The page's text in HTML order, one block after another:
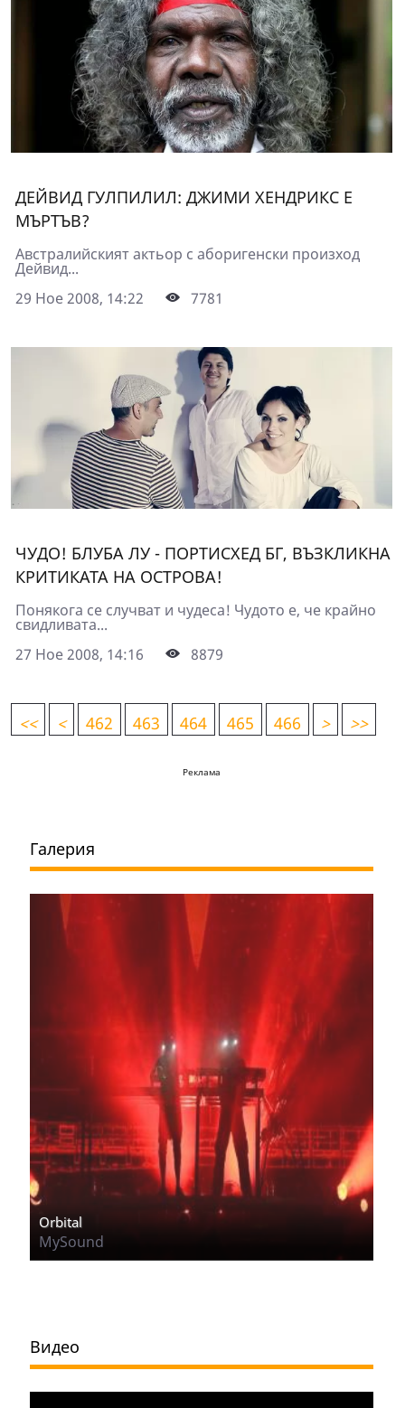
ДЕЙВИД ГУЛПИЛИЛ: ДЖИМИ ХЕНДРИКС Е
МЪРТЪВ?
Австралийският актьор с аборигенски произход
Дейвид...
29 Ное 2008, 14:22
7781
ЧУДО! БЛУБА ЛУ - ПОРТИСХЕД БГ, ВЪЗКЛИКНА
КРИТИКАТА НА ОСТРОВА!
Понякога се случват и чудеса! Чудото е, че крайно
свидливата...
27 Ное 2008, 14:16
8879
<< < 462 463 464 465 466 > >>
Реклама
Галерия
Orbital
MySound
Видео